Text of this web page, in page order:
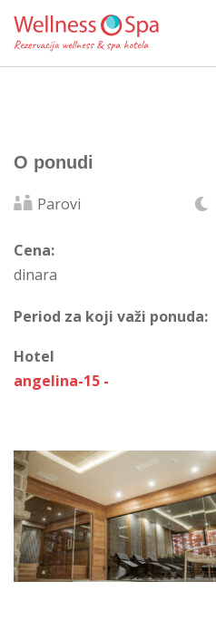
O ponudi
Parovi
Cena:
dinara
Period za koji važi ponuda:
Hotel
angelina-15 -